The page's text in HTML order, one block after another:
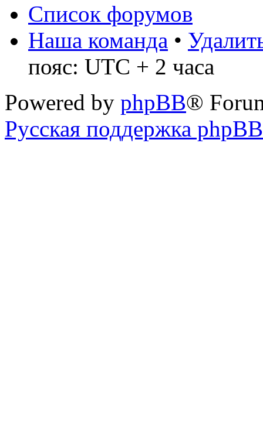
Список форумов
Наша команда •
пояс: UTC + 2 часа
Powered by phpBB®
Русская поддержка phpBB